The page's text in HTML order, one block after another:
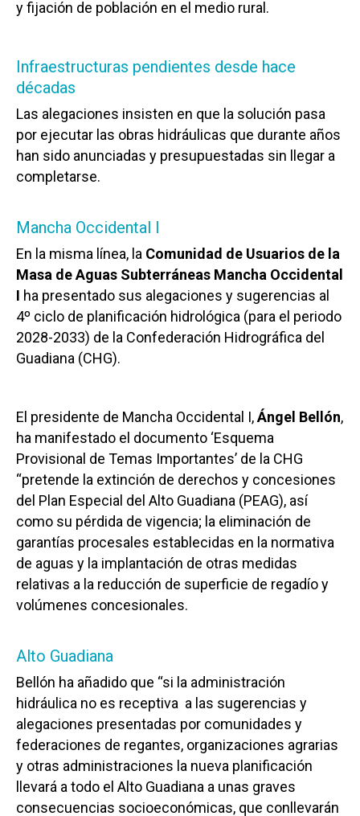
y fijación de población en el medio rural.
Infraestructuras pendientes desde hace
décadas
Las alegaciones insisten en que la solución pasa
por ejecutar las obras hidráulicas que durante años
han sido anunciadas y presupuestadas sin llegar a
completarse.
Mancha Occidental I
En la misma línea, la Comunidad de Usuarios de la
Masa de Aguas Subterráneas Mancha Occidental
I ha presentado sus alegaciones y sugerencias al
4º ciclo de planificación hidrológica (para el periodo
2028-2033) de la Confederación Hidrográfica del
Guadiana (CHG).
El presidente de Mancha Occidental I,Ángel Bellón,
ha manifestado el documento ‘Esquema
Provisional de Temas Importantes’ de la CHG
“pretende la extinción de derechos y concesiones
del Plan Especial del Alto Guadiana (PEAG), así
como su pérdida de vigencia; la eliminación de
garantías procesales establecidas en la normativa
de aguas y la implantación de otras medidas
relativas a la reducción de superficie de regadío y
volúmenes concesionales.
Alto Guadiana
Bellón ha añadido que “si la administración
hidráulica no es receptiva a las sugerencias y
alegaciones presentadas por comunidades y
federaciones de regantes, organizaciones agrarias
y otras administraciones la nueva planificación
llevará a todo el Alto Guadiana a unas graves
consecuencias socioeconómicas, que conllevarán